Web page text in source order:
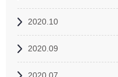
2020.10
2020.09